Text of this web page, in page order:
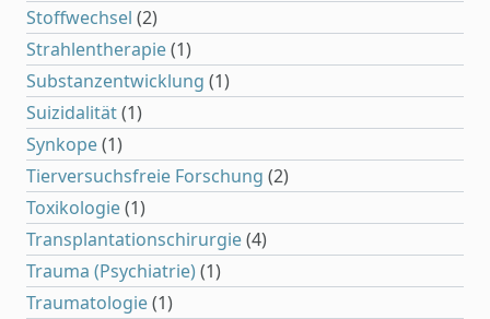
Stoffwechsel (2)
Strahlentherapie(1)
Substanzentwicklung (1)
Suizidalität(1)
Synkope(1)
Tierversuchsfreie Forschung (2)
Toxikologie(1)
Transplantationschirurgie(4)
Trauma (Psychiatrie)(1)
Traumatologie(1)